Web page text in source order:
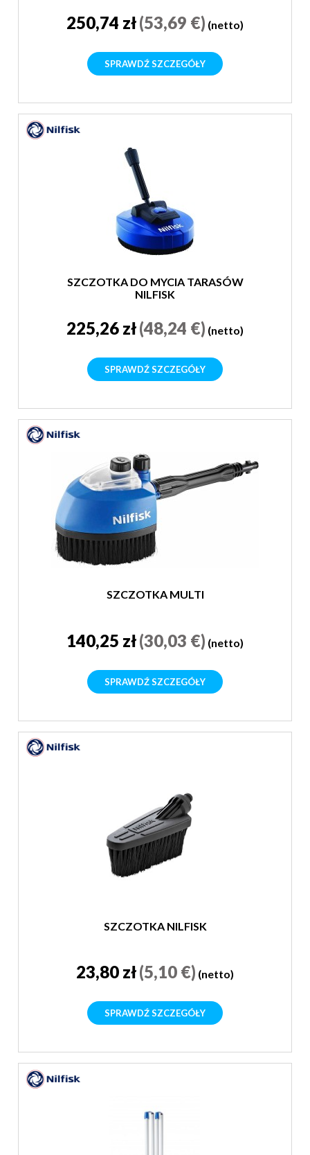
250,74 zł(53,69 €) (netto)
SPRAWDŹ SZCZEGÓŁY
SZCZOTKA DO MYCIA TARASÓW
NILFISK
225,26 zł(48,24 €) (netto)
SPRAWDŹ SZCZEGÓŁY
SZCZOTKA MULTI
140,25 zł(30,03 €) (netto)
SPRAWDŹ SZCZEGÓŁY
SZCZOTKA NILFISK
23,80 zł(5,10 €) (netto)
SPRAWDŹ SZCZEGÓŁY